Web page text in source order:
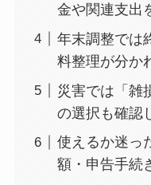
金や関連支出
年末調整では
料整理が分か
災害では「雑
の選択も確認
使えるか迷っ
額・申告手続